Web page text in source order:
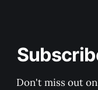
Don't miss out